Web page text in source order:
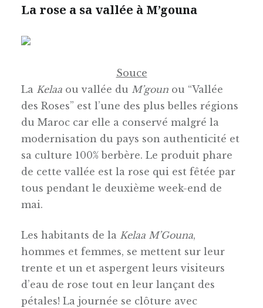
La rose a sa vallée à M’gouna
Souce
La Kelaaou vallée du M’gounou “Vallée
des Roses” est l’une des plus belles régions
du Maroc car elle a conservé malgré la
modernisation du pays son authenticité et
sa culture 100% berbère. Le produit phare
de cette vallée est la rose qui est fêtée par
tous pendant le deuxième week-end de
mai.
Les habitants de la Kelaa M’Gouna,
hommes et femmes, se mettent sur leur
trente et un et aspergent leurs visiteurs
d’eau de rose tout en leur lançant des
pétales! La journée se clôture avec